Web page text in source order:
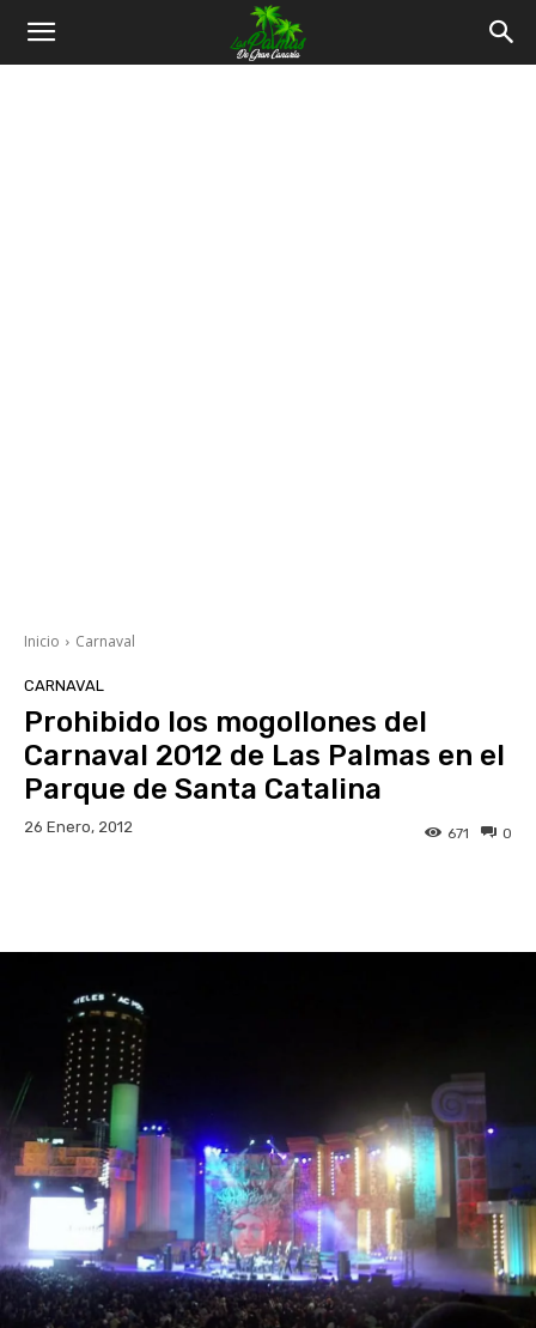
Inicio Carnaval
CARNAVAL
Prohibido los mogollones del
Carnaval 2012 de Las Palmas en el
Parque de Santa Catalina
26 Enero, 2012 0
671